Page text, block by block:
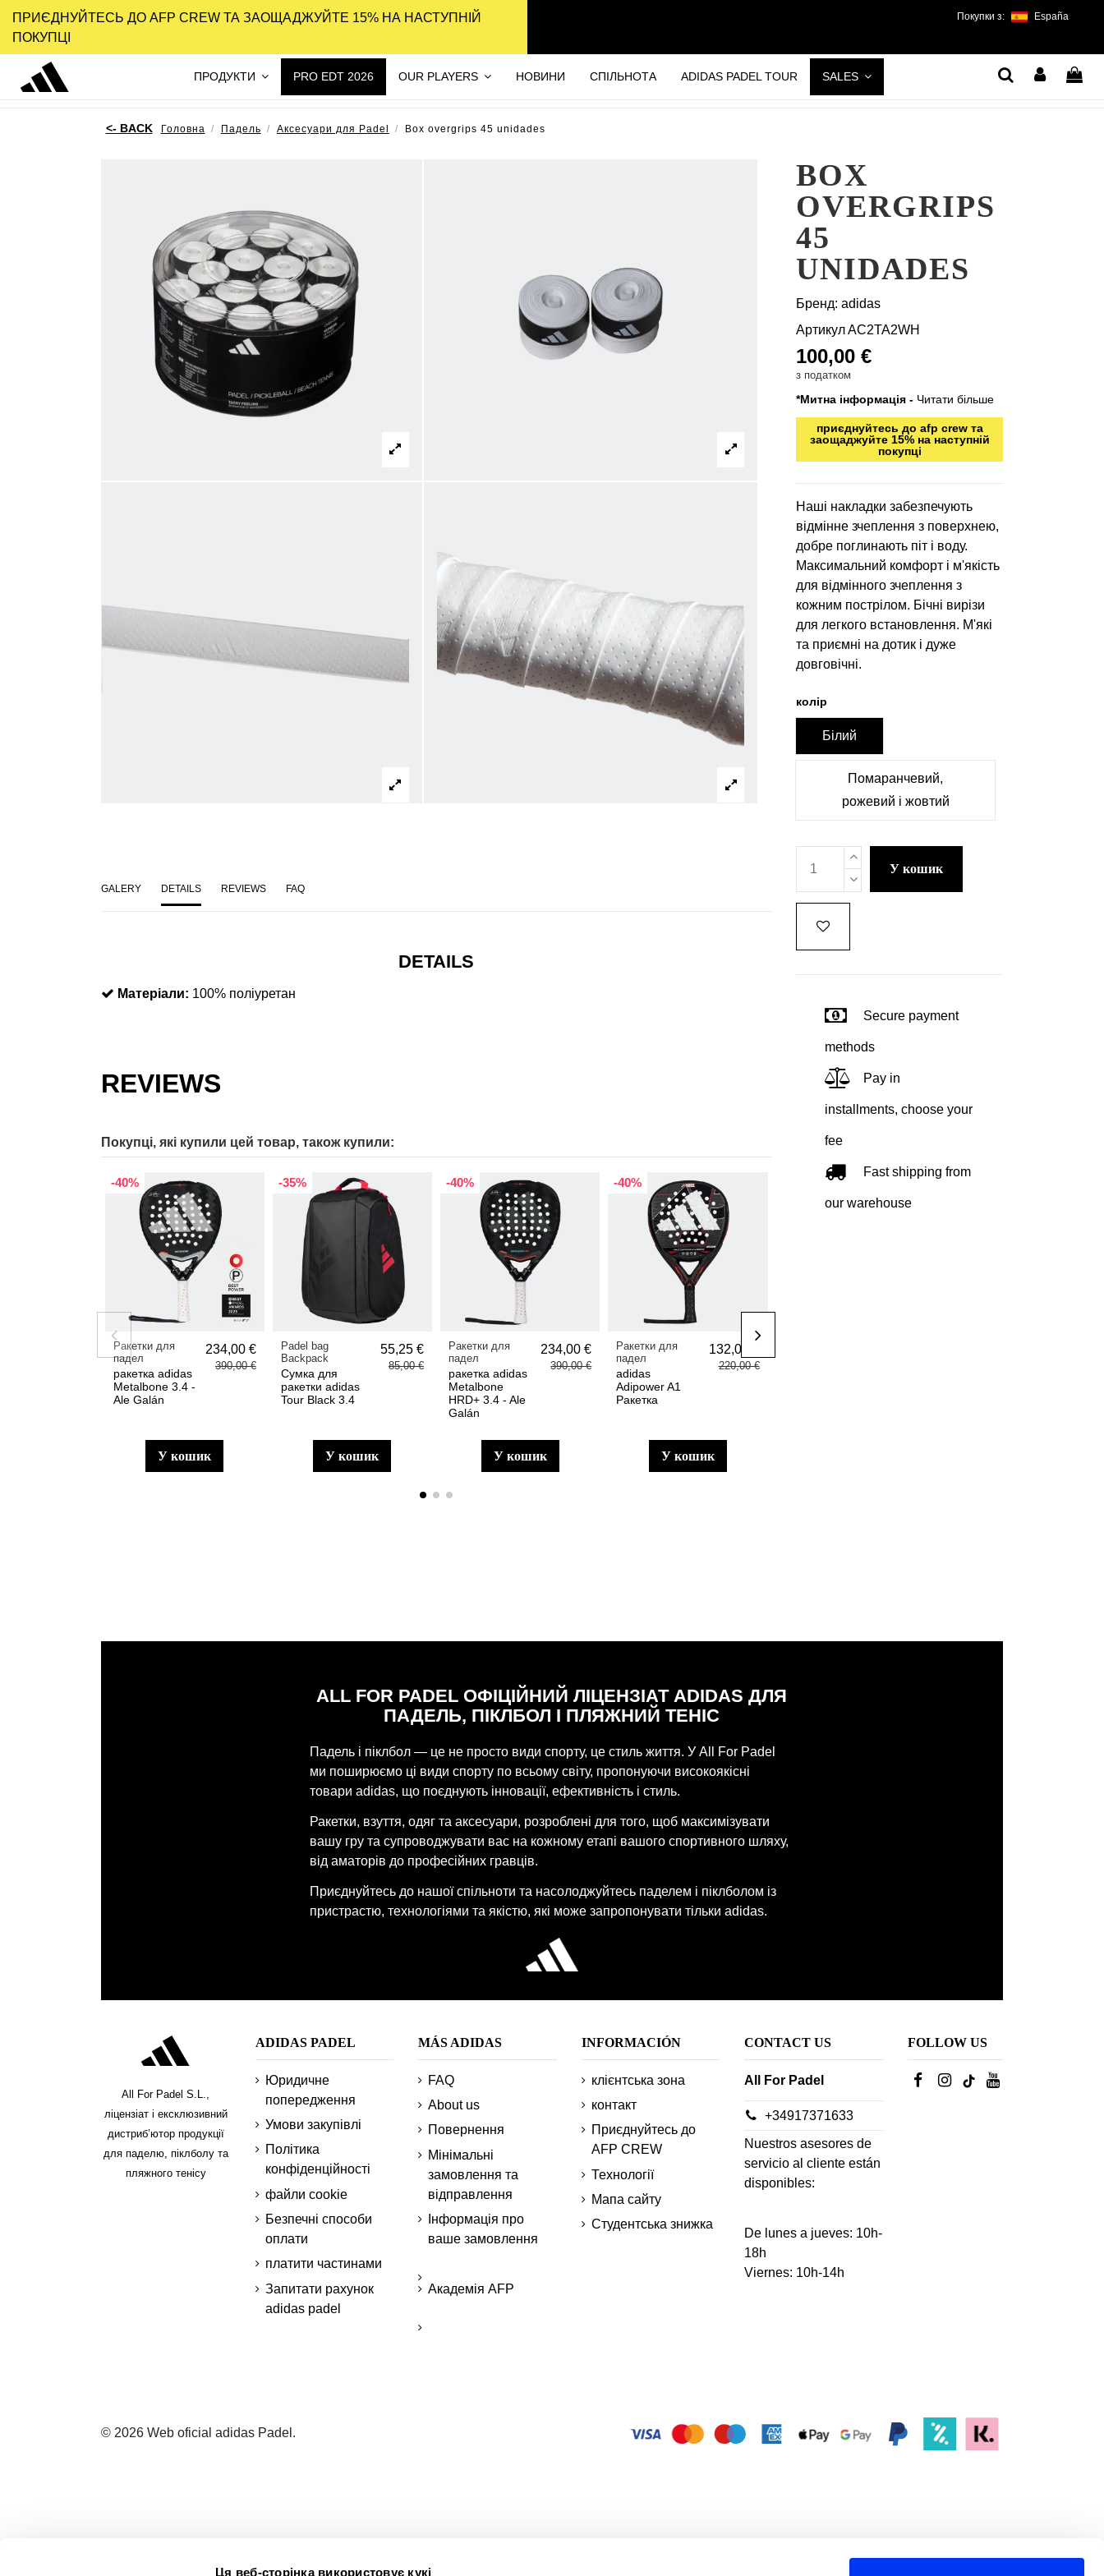
Ця веб-сторінка використовує кукі
ПРИЄДНУЙТЕСЬ ДО AFP CREW ТА ЗАОЩАДЖУЙТЕ 15% НА НАСТУПНІЙ
ПОКУПЦІ
Покупки з: España
ПРОДУКТИ PRO EDT 2026 OUR PLAYERS НОВИНИ СПІЛЬНОТА ADIDAS PADEL TOUR SALES
Головна Падель Аксесуари для Padel Box overgrips 45 unidades
GALERY DETAILS REVIEWS FAQ
DETAILS
Матеріали: 100% поліуретан
REVIEWS
Покупці, які купили цей товар, також купили:
-40%
Ракетки для
падел
ракетка adidas
Metalbone 3.4 -
Ale Galán
234,00 €
390,00 €
у кошик
-35%
Padel bag
Backpack
Сумка для
ракетки adidas
Tour Black 3.4
55,25 €
85,00 €
у кошик
-40%
Ракетки для
падел
ракетка adidas
Metalbone
HRD+ 3.4 - Ale
Galán
234,00 €
390,00 €
у кошик
-40%
Ракетки для
падел
adidas
Adipower A1
Ракетка
132,00 €
220,00 €
у кошик
РОЗПРОДАНО
BOX
OVERGRIPS
45
UNIDADES
Бренд: adidas
АртикулAC2TA2WH
100,00 €
з податком
*Митна інформація - Читати більше
приєднуйтесь до afp crew та
заощаджуйте 15% на наступній
покупці
Наші накладки забезпечують
відмінне зчеплення з поверхнею,
добре поглинають піт і воду.
Максимальний комфорт і м'якість
для відмінного зчеплення з
кожним пострілом. Бічні вирізи
для легкого встановлення. М'які
та приємні на дотик і дуже
довговічні.
колір
Білий
Помаранчевий,
рожевий і жовтий
у кошик
Secure payment
methods
Pay in
installments, choose your
fee
Fast shipping from
our warehouse
ALL FOR PADEL ОФІЦІЙНИЙ ЛІЦЕНЗІАТ ADIDAS ДЛЯ
ПАДЕЛЬ, ПІКЛБОЛ І ПЛЯЖНИЙ ТЕНІС
Падель і піклбол — це не просто види спорту, це стиль життя. У All For Padel
ми поширюємо ці види спорту по всьому світу, пропонуючи високоякісні
товари adidas, що поєднують інновації, ефективність і стиль.
Ракетки, взуття, одяг та аксесуари, розроблені для того, щоб максимізувати
вашу гру та супроводжувати вас на кожному етапі вашого спортивного шляху,
від аматорів до професійних гравців.
Приєднуйтесь до нашої спільноти та насолоджуйтесь паделем і піклболом із
пристрастю, технологіями та якістю, які може запропонувати тільки adidas.
All For Padel S.L.,
ліцензіат і ексклюзивний
дистриб’ютор продукції
для паделю, піклболу та
пляжного тенісу
ADIDAS PADEL
Юридичне
попередження
Умови закупівлі
Політика
конфіденційності
файли cookie
Безпечні способи
оплати
платити частинами
Запитати рахунок
adidas padel
MÁS ADIDAS
FAQ
About us
Повернення
Мінімальні
замовлення та
відправлення
Інформація про
ваше замовлення
Академія AFP
INFORMACIÓN
клієнтська зона
контакт
Приєднуйтесь до
AFP CREW
Технології
Мапа сайту
Студентська знижка
CONTACT US
All For Padel
+34917371633
Nuestros asesores de
servicio al cliente están
disponibles:
De lunes a jueves: 10h-
18h
Viernes: 10h-14h
FOLLOW US
© 2026 Web oficial adidas Padel.